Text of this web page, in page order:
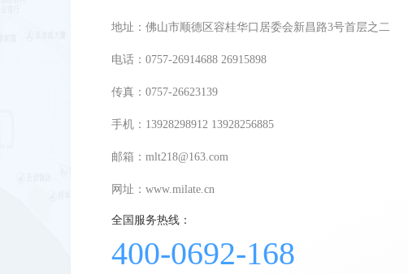
地址：佛山市顺德区容桂华口居委会新昌路3号首层之二
电话：0757-26914688 26915898
传真：0757-26623139
手机：13928298912 13928256885
邮箱：mlt218@163.com
网址： www.milate.cn
全国服务热线：
400-0692-168